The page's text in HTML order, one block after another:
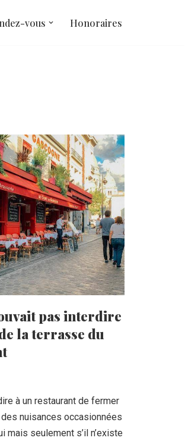
vous Honoraires
pas interdire
la terrasse du
à un restaurant de fermer
nuisances occasionnées
mais seulement s’il n’existe